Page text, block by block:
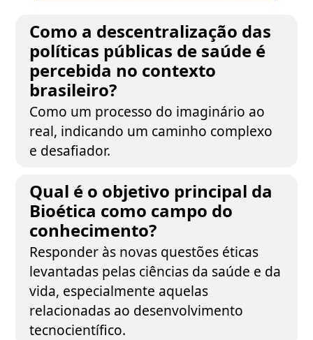
Como a descentralização das
políticas públicas de saúde é
percebida no contexto
brasileiro?
Como um processo do imaginário ao
real, indicando um caminho complexo
e desafiador.
Qual é o objetivo principal da
Bioética como campo do
conhecimento?
Responder às novas questões éticas
levantadas pelas ciências da saúde e da
vida, especialmente aquelas
relacionadas ao desenvolvimento
tecnocientífico.